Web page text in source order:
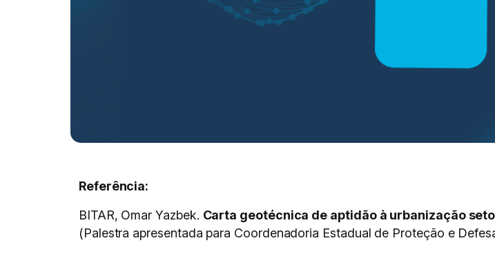
Referência:
BITAR, Omar Yazbek. Carta geotécnica de aptidão à urbanização
(Palestra apresentada para Coordenadoria Estadual de Proteção e